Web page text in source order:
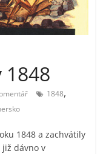
1848
1848,
1848 a zachvátily
již dávno v